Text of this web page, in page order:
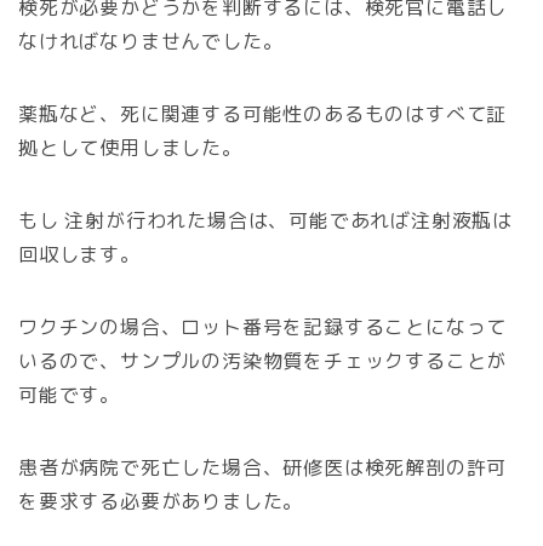
検死が必要かどうかを判断するには、検死官に電話し
なければなりませんでした。
薬瓶など、死に関連する可能性のあるものはすべて証
拠として使用しました。
もし 注射が行われた場合は、可能であれば注射液瓶は
回収します。
ワクチンの場合、ロット番号を記録することになって
いるので、サンプルの汚染物質をチェックすることが
可能です。
患者が病院で死亡した場合、研修医は検死解剖の許可
を要求する必要がありました。